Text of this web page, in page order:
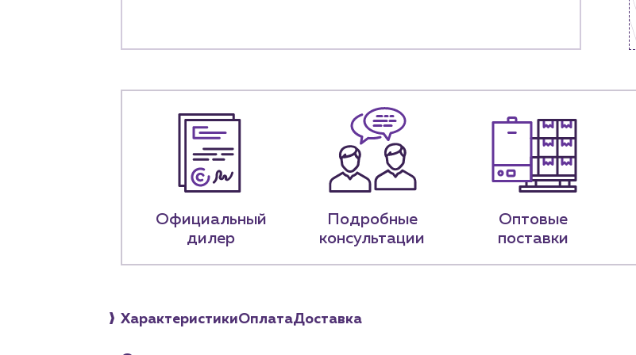
Официальный
дилер
Подробные
консультации
Оптовые
поставки
ХарактеристикиОплатаДоставка